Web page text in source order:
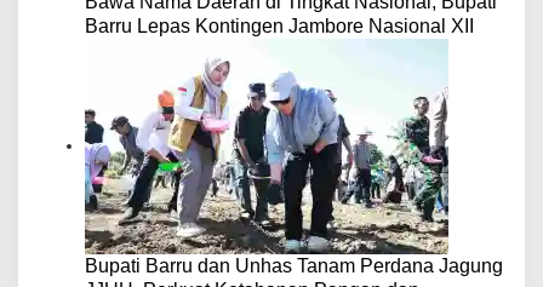
Barru Lepas Kontingen Jambore Nasional XII
Bupati Barru dan Unhas Tanam Perdana Jagung